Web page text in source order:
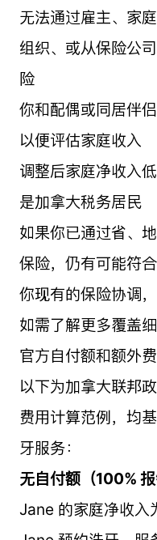
无法通过雇主、家
组织、或从保险公
险
你和配偶或同居伴
以便评估家庭收入
调整后家庭净收入
是加拿大税务居民
如果你已通过省、
保险，仍有可能符
你现有的保险协调
如需了解更多覆盖
官方自付额和额外
以下为加拿大联邦
费用计算范例，均
牙服务：
无自付额（100% 报
Jane 的家庭净收入